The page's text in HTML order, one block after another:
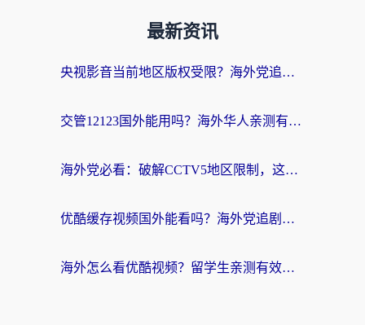
最新资讯
央视影音当前地区版权受限？海外党追剧看片的终极解决方案来了
交管12123国外能用吗？海外华人亲测有效的回国加速器选择指南
海外党必看：破解CCTV5地区限制，这样看欧洲杯奥运直播才够爽！
优酷缓存视频国外能看吗？海外党追剧看片的终极解决方案来了
海外怎么看优酷视频？留学生亲测有效的回国加速器选择指南